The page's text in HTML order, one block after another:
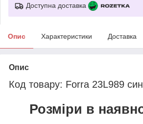
Доступна доставка
Опис Характеристики Доставка
Опис
Код товару: Forra 23L989
Розміри в